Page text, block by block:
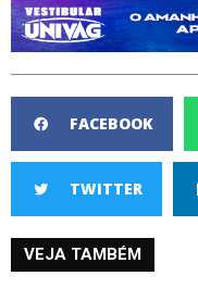
FACEBOOK
TWITTER
VEJA TAMBÉM